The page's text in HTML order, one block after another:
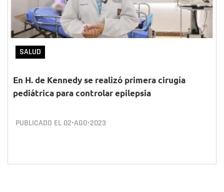
SALUD
En H. de Kennedy se realizó primera cirugía
pediátrica para controlar epilepsia
PUBLICADO EL 02•AGO•2023